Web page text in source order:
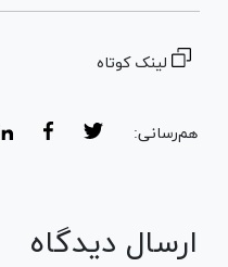
لینک کوتاه
هم‌رسانی:
ارسال دیدگاه